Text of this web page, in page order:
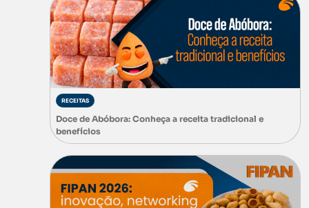
RECEITAS
Doce de Abóbora: Conheça a receita tradicional e
benefícios